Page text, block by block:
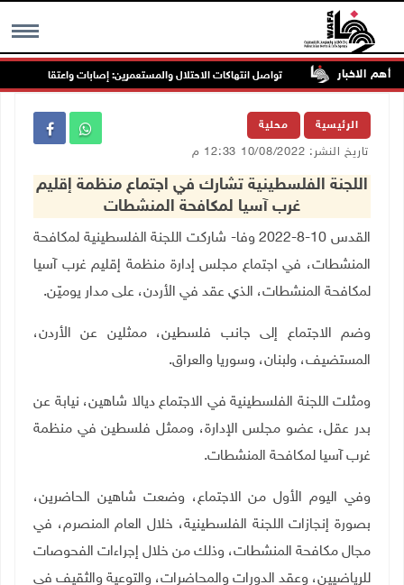
MENU أهم الاخبار
جنين تواصل انتهاكات الاحتلال والمستعمرين: إصابات واعتقالات
الرئيسية محلية
تاريخ النشر: 10/08/2022 12:33 م
اللجنة الفلسطينية تشارك في اجتماع منظمة إقليم
غرب آسيا لمكافحة المنشطات
القدس 10-8-2022 وفا- شاركت اللجنة الفلسطينية لمكافحة
المنشطات، في اجتماع مجلس إدارة منظمة إقليم غرب آسيا
لمكافحة المنشطات، الذي عقد في الأردن، على مدار يوميّن.
وضم الاجتماع إلى جانب فلسطين، ممثلين عن الأردن،
المستضيف، ولبنان، وسوريا والعراق.
ومثلت اللجنة الفلسطينية في الاجتماع ديالا شاهين، نيابة عن
بدر عقل، عضو مجلس الإدارة، وممثل فلسطين في منظمة
غرب آسيا لمكافحة المنشطات.
وفي اليوم الأول من الاجتماع، وضعت شاهين الحاضرين،
بصورة إنجازات اللجنة الفلسطينية، خلال العام المنصرم، في
مجال مكافحة المنشطات، وذلك من خلال إجراءات الفحوصات
للرياضيين، وعقد الدورات والمحاضرات، والتوعية والثقيف في